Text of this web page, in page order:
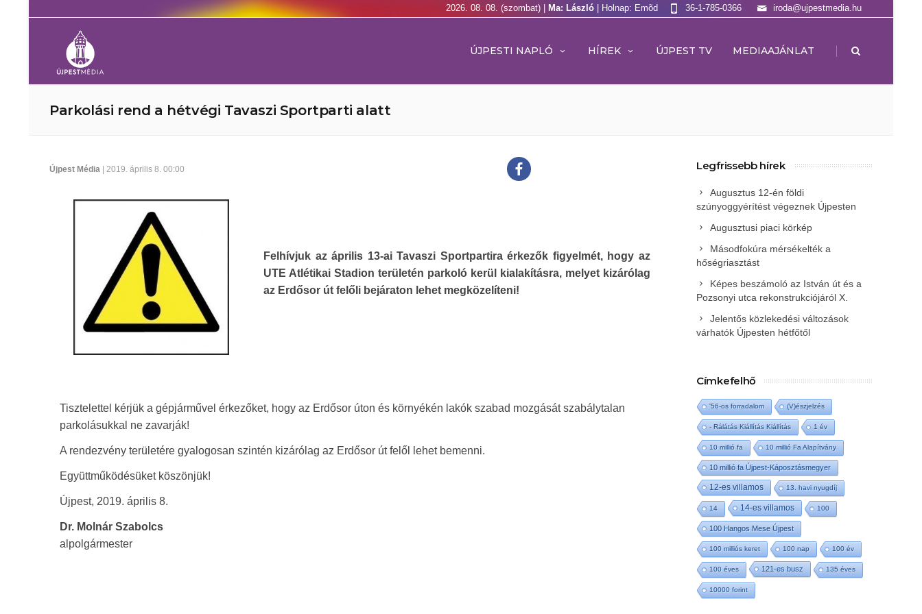
2026. 08. 08. (szombat) | Ma: László | Holnap: Emõd iroda@ujpestmedia.hu
36-1-785-0366
ÚJPESTI NAPLÓ HÍREK ÚJPEST TV MEDIAAJÁNLAT |
Parkolási rend a hétvégi Tavaszi Sportparti alatt
Újpest Média | 2019. április 8. 00:00
Felhívjuk az április 13-ai Tavaszi Sportpartira érkezők figyelmét, hogy az
UTE Atlétikai Stadion területén parkoló kerül kialakításra, melyet kizárólag
az Erdősor út felőli bejáraton lehet megközelíteni!
Tisztelettel kérjük a gépjárművel érkezőket, hogy az Erdősor úton és környékén lakók szabad mozgását szabálytalan
parkolásukkal ne zavarják!
A rendezvény területére gyalogosan szintén kizárólag az Erdősor út felől lehet bemenni.
Együttműködésüket köszönjük!
Újpest, 2019. április 8.
Dr. Molnár Szabolcs
alpolgármester
Legfrissebb hírek
Augusztus 12-én földi
szúnyoggyérítést végeznek Újpesten
Augusztusi piaci körkép
Másodfokúra mérsékelték a
hőségriasztást
Képes beszámoló az István út és a
Pozsonyi utca rekonstrukciójáról X.
Jelentős közlekedési változások
várhatók Újpesten hétfőtől
Címkefelhő
'56-os forradalom (V)észjelzés
- Rálátás Kiállítás Kiállítás 1 év
10 millió fa 10 millió Fa Alapítvány
10 millió fa Újpest-Káposztásmegyer
12-es villamos 13. havi nyugdíj
14 14-es villamos 100
100 Hangos Mese Újpest
100 milliós keret 100 nap 100 év
100 éves 121-es busz 135 éves
10000 forint